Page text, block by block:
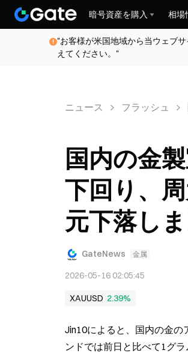
暗号資産を購入 相場
"お客様が米国地域から当ウェブ
えてください。"
ニュース フラッシュ
国内の金
下回り、
元下落し
GateNews 金属
2026-05-16 02:05:45
XAUUSD 2.39%
Jin10によると、国内の金
ンドでは前日と比べて1グ